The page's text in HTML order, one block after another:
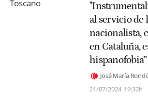
al servicio de
nacionalista,
en Cataluña,
hispanofobia”
José María
21/07/2024 19:32h